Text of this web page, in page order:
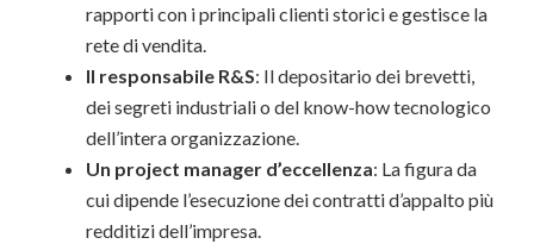
rapporti con i principali clienti storici e gestisce la
rete di vendita.
Il responsabile R&S: Il depositario dei brevetti,
dei segreti industriali o del know-how tecnologico
dell’intera organizzazione.
Un project manager d’eccellenza: La figura da
cui dipende l’esecuzione dei contratti d’appalto più
redditizi dell’impresa.